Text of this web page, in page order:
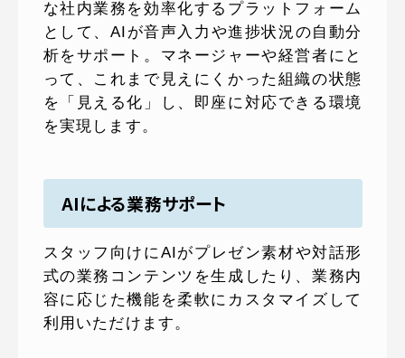
な社内業務を効率化するプラットフォーム
として、AIが音声入力や進捗状況の自動分
析をサポート。マネージャーや経営者にと
って、これまで見えにくかった組織の状態
を「見える化」し、即座に対応できる環境
を実現します。
AIによる業務サポート
スタッフ向けにAIがプレゼン素材や対話形
式の業務コンテンツを生成したり、業務内
容に応じた機能を柔軟にカスタマイズして
利用いただけます。